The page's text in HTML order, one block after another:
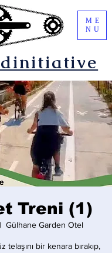
ME
NU
Treni (1)
Gülhane Garden Otel
telaşını bir kenara bırakıp,